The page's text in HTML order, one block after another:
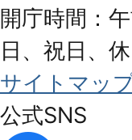
開庁時間：
日、祝日、
サイトマッ
公式SNS